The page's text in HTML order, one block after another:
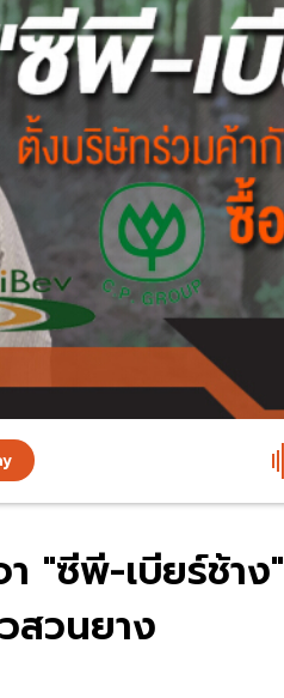
"ซีพี-เบียร์ช้า
สวนยาง